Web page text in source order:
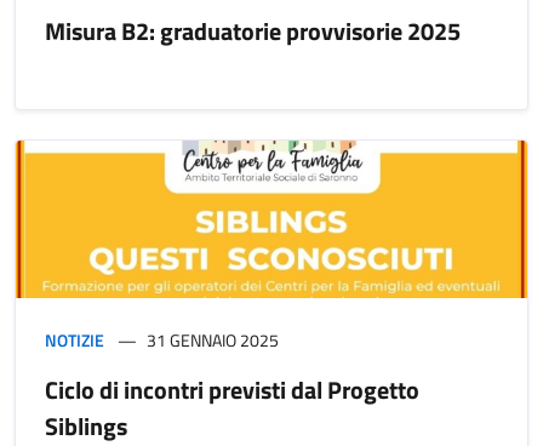
Misura B2: graduatorie provvisorie 2025
NOTIZIE 31 GENNAIO 2025
Ciclo di incontri previsti dal Progetto
Siblings